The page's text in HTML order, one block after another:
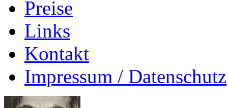
Preise
Links
Kontakt
Impressum / Datenschutz